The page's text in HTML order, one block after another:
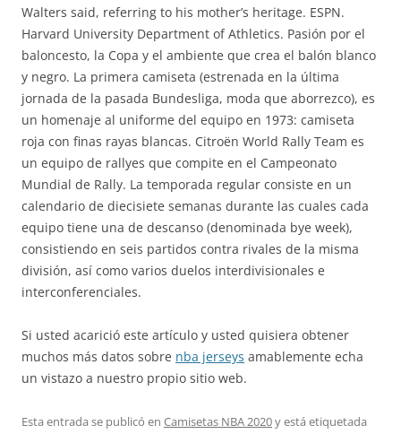
Walters said, referring to his mother’s heritage. ESPN.
Harvard University Department of Athletics. Pasión por el
baloncesto, la Copa y el ambiente que crea el balón blanco
y negro. La primera camiseta (estrenada en la última
jornada de la pasada Bundesliga, moda que aborrezco), es
un homenaje al uniforme del equipo en 1973: camiseta
roja con finas rayas blancas. Citroën World Rally Team es
un equipo de rallyes que compite en el Campeonato
Mundial de Rally. La temporada regular consiste en un
calendario de diecisiete semanas durante las cuales cada
equipo tiene una de descanso (denominada bye week),
consistiendo en seis partidos contra rivales de la misma
división, así como varios duelos interdivisionales e
interconferenciales.
Si usted acarició este artículo y usted quisiera obtener
muchos más datos sobre nba jerseys amablemente echa
un vistazo a nuestro propio sitio web.
Esta entrada se publicó en Camisetas NBA 2020y está etiquetada